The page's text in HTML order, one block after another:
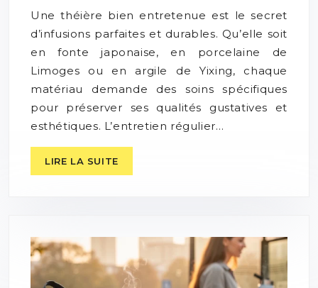
Une théière bien entretenue est le secret
d’infusions parfaites et durables. Qu’elle soit
en fonte japonaise, en porcelaine de
Limoges ou en argile de Yixing, chaque
matériau demande des soins spécifiques
pour préserver ses qualités gustatives et
esthétiques. L’entretien régulier…
LIRE LA SUITE